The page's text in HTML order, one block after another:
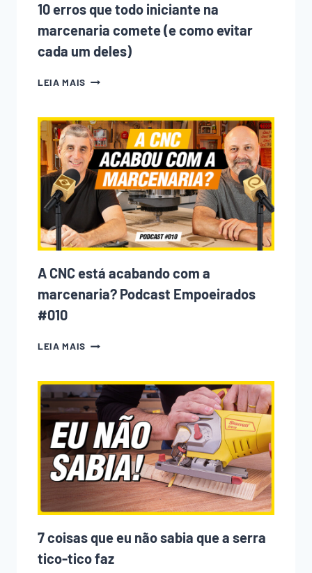
10 erros que todo iniciante na
marcenaria comete (e como evitar
cada um deles)
LEIA MAIS 10
TODO
INICIANTE
NA
MARCENARIA
COMETE
(E
COMO
EVITAR
CADA
UM
DELES)
A CNC está acabando com a
marcenaria? Podcast Empoeirados
#010
LEIA MAIS A
ACABANDO
COM
A
MARCENARIA?
PODCAST
EMPOEIRADOS
#010
7 coisas que eu não sabia que a serra
tico-tico faz